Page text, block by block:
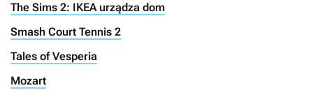
The Sims 2: IKEA urządza dom
Smash Court Tennis 2
Tales of Vesperia
Mozart